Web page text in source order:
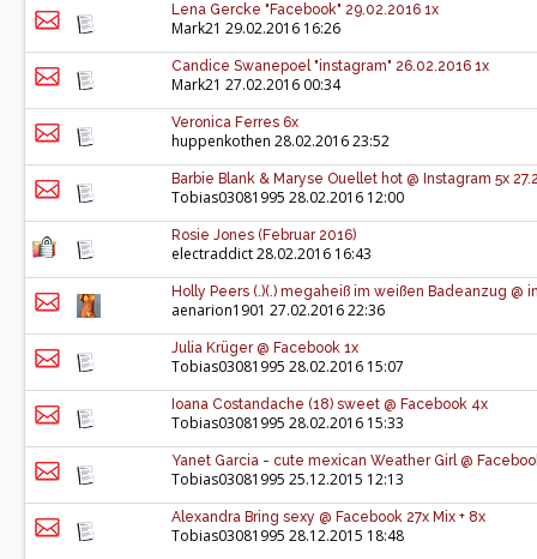
Lena Gercke "Facebook" 29.02.2016 1x
Mark21 29.02.2016 16:26
Candice Swanepoel "instagram" 26.02.2016 1x
Mark21 27.02.2016 00:34
Veronica Ferres 6x
huppenkothen 28.02.2016 23:52
Barbie Blank & Maryse Ouellet hot @ Instagram 5x
Tobias03081995 28.02.2016 12:00
Rosie Jones (Februar 2016)
electraddict28.02.2016 16:43
Holly Peers (.)(.) megaheiß im weißen Badeanzug @
aenarion1901 27.02.2016 22:36
Julia Krüger @ Facebook 1x
Tobias03081995 28.02.2016 15:07
Ioana Costandache (18) sweet @ Facebook 4x
Tobias03081995 28.02.2016 15:33
Yanet Garcia - cute mexican Weather Girl @
Tobias03081995 25.12.2015 12:13
Alexandra Bring sexy @ Facebook 27x Mix + 8x
Tobias03081995 28.12.2015 18:48